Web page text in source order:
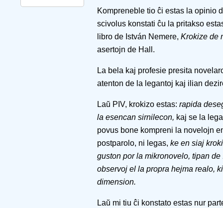
Kompreneble tio ĉi estas la opinio
scivolus konstati ĉu la pritakso
libro de István Nemere, Krokize de
asertojn de Hall.
La bela kaj profesie presita
atenton de la legantoj kaj ilian
Laŭ PIV, krokizo estas: rapida
la esencan sirnilecon, kaj se la
povus bone kompreni la novelojn
postparolo, ni legas, ke en siaj
guston por la mikronovelo, tipan
observoj el la propra hejma realo,
dimension.
Laŭ mi tiu ĉi konstato estas nur